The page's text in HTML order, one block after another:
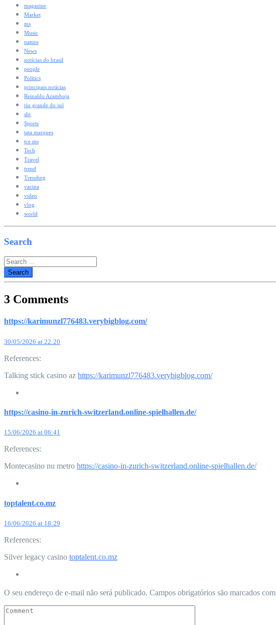
magazine
Market
ms
Music
nature
News
notícias do brasil
people
Politics
principais notícias
Reinaldo Azambuja
rio grande do sul
sbt
Sports
tata marques
tce ms
Tech
Travel
trend
Trending
vacina
video
vlog
world
Search
Search
for:
3 Comments
https://karimunzl776483.verybigblog.com/
30/05/2026 at 22:20
References:
Talking stick casino az https://karimunzl776483.verybigblog.com/
https://casino-in-zurich-switzerland.online-spielhallen.de/
15/06/2026 at 06:41
References:
Montecasino nu metro https://casino-in-zurich-switzerland.online-spielhallen.de/
toptalent.co.mz
16/06/2026 at 18:29
References:
Silver legacy casino toptalent.co.mz
Leave
comment
O seu endereço de e-mail não será publicado. Campos obrigatórios são marcados com